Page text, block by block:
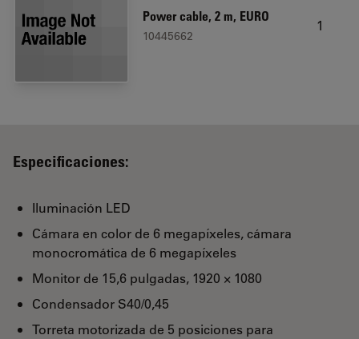
Power cable, 2 m, EURO
10445662
1
Especificaciones:
Iluminación LED
Cámara en color de 6 megapíxeles, cámara
monocromática de 6 megapíxeles
Monitor de 15,6 pulgadas, 1920 × 1080
Condensador S40/0,45
Torreta motorizada de 5 posiciones para